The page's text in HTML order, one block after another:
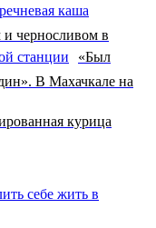
черносливом в
«Был
В Махачкале на
курица
себе жить в